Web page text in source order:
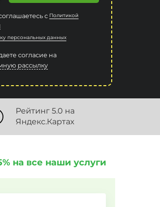
с Политикой
персональных данных
согласие на
рассылку
Рейтинг 5.0 на
Яндекс.Картах
на все наши услуги